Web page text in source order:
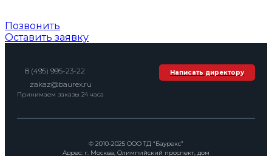
Позвонить
Оставить заявку
8 (495) 995-23-22
zakaz@baurex.ru
Принимаем заказы 24 часа
Написать директору
© 2010-2025 ООО ТД “Баурекс”
Адрес: г. Москва, Олимпийский проспект, дом